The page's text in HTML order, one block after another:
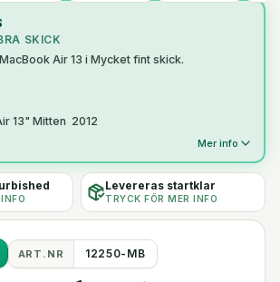
SKICK
Air 13 i Mycket fint skick.
13" Mitten 2012
Mer info
Levereras startklar
TRYCK FÖR MER INFO
ART.NR 12250-MB